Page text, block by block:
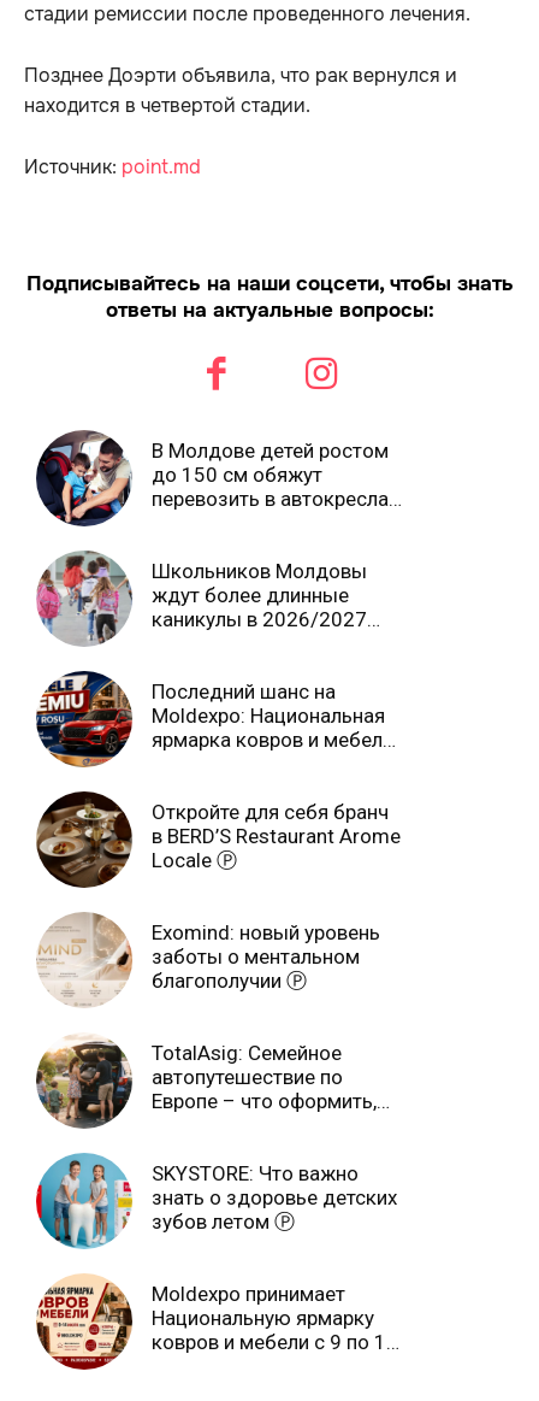
стадии ремиссии после проведенного лечения.
Позднее Доэрти объявила, что рак вернулся и
находится в четвертой стадии.
Источник: point.md
Подписывайтесь на наши соцсети, чтобы знать
ответы на актуальные вопросы:
В Молдове детей ростом
до 150 см обяжут
перевозить в автокреслах
Школьников Молдовы
ждут более длинные
каникулы в 2026/2027
Последний шанс на
Moldexpo: Национальная
ярмарка ковров и мебели
Откройте для себя бранч
в BERD’S Restaurant Arome
Locale Ⓟ
Exomind: новый уровень
заботы о ментальном
благополучии Ⓟ
TotalAsig: Семейное
автопутешествие по
Европе – что оформить,
SKYSTORE: Что важно
знать о здоровье детских
зубов летом Ⓟ
Moldexpo принимает
Национальную ярмарку
ковров и мебели с 9 по 14